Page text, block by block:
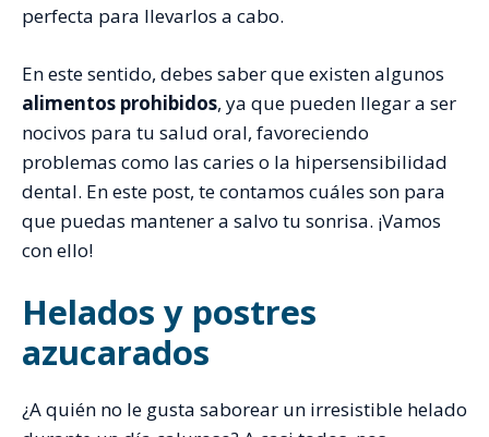
perfecta para llevarlos a cabo.
En este sentido, debes saber que existen algunos
alimentos prohibidos, ya que pueden llegar a ser
nocivos para tu salud oral, favoreciendo
problemas como las caries o la hipersensibilidad
dental. En este post, te contamos cuáles son para
que puedas mantener a salvo tu sonrisa. ¡Vamos
con ello!
Helados y postres
azucarados
¿A quién no le gusta saborear un irresistible helado